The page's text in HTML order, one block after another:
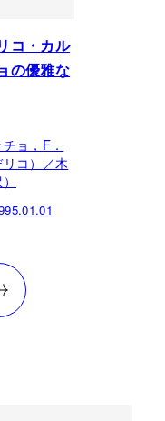
コ・カル
の優雅な
ョ，F．
リコ）／木